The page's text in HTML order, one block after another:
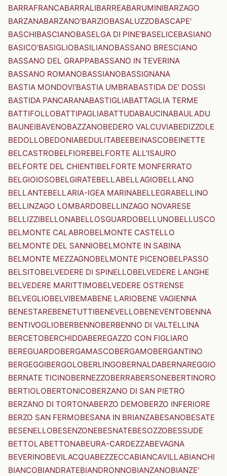
BARRAFRANCABARRALIBARREABARUMINIBARZAGO
BARZANABARZANO'BARZIOBASALUZZOBASCAPE'
BASCHIBASCIANOBASELGA DI PINE'BASELICEBASIANO
BASICO'BASIGLIOBASILIANOBASSANO BRESCIANO
BASSANO DEL GRAPPABASSANO IN TEVERINA
BASSANO ROMANOBASSIANOBASSIGNANA
BASTIA MONDOVI'BASTIA UMBRABASTIDA DE' DOSSI
BASTIDA PANCARANABASTIGLIABATTAGLIA TERME
BATTIFOLLOBATTIPAGLIABATTUDABAUCINABAULADU
BAUNEIBAVENOBAZZANOBEDERO VALCUVIABEDIZZOLE
BEDOLLOBEDONIABEDULITABEEBEINASCOBEINETTE
BELCASTROBELFIOREBELFORTE ALL'ISAURO
BELFORTE DEL CHIENTIBELFORTE MONFERRATO
BELGIOIOSOBELGIRATEBELLABELLAGIOBELLANO
BELLANTEBELLARIA-IGEA MARINABELLEGRABELLINO
BELLINZAGO LOMBARDOBELLINZAGO NOVARESE
BELLIZZIBELLONABELLOSGUARDOBELLUNOBELLUSCO
BELMONTE CALABROBELMONTE CASTELLO
BELMONTE DEL SANNIOBELMONTE IN SABINA
BELMONTE MEZZAGNOBELMONTE PICENOBELPASSO
BELSITOBELVEDERE DI SPINELLOBELVEDERE LANGHE
BELVEDERE MARITTIMOBELVEDERE OSTRENSE
BELVEGLIOBELVIBEMABENE LARIOBENE VAGIENNA
BENESTAREBENETUTTIBENEVELLOBENEVENTOBENNA
BENTIVOGLIOBERBENNOBERBENNO DI VALTELLINA
BERCETOBERCHIDDABEREGAZZO CON FIGLIARO
BEREGUARDOBERGAMASCOBERGAMOBERGANTINO
BERGEGGIBERGOLOBERLINGOBERNALDABERNAREGGIO
BERNATE TICINOBERNEZZOBERRABERSONEBERTINORO
BERTIOLOBERTONICOBERZANO DI SAN PIETRO
BERZANO DI TORTONABERZO DEMOBERZO INFERIORE
BERZO SAN FERMOBESANA IN BRIANZABESANOBESATE
BESENELLOBESENZONEBESNATEBESOZZOBESSUDE
BETTOLABETTONABEURA-CARDEZZABEVAGNA
BEVERINOBEVILACQUABEZZECCABIANCAVILLABIANCHI
BIANCOBIANDRATEBIANDRONNOBIANZANOBIANZE'